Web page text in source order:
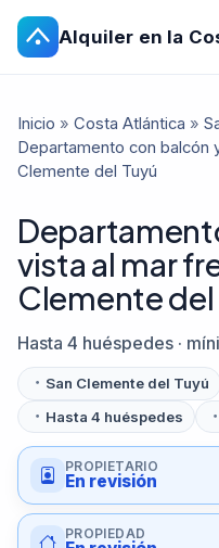
Alquiler en la
Inicio » Costa Atlántica »
Departamento con balcón
Clemente del Tuyú
vista al mar
Clemente del
Hasta 4 huéspedes ·
San Clemente del Tuyú
Hasta 4 huéspedes
PROPIETARIO
En revisión
PROPIEDAD